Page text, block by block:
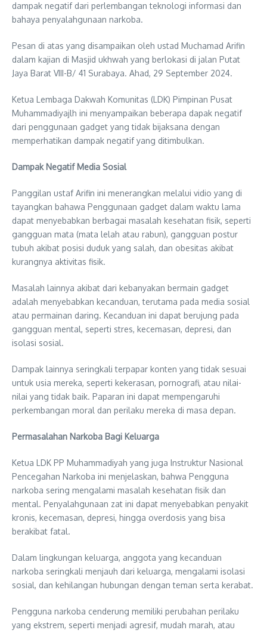
dampak negatif dari perlembangan teknologi informasi dan
bahaya penyalahgunaan narkoba.
Pesan di atas yang disampaikan oleh ustad Muchamad Arifin
dalam kajian di Masjid ukhwah yang berlokasi di jalan Putat
Jaya Barat VIII-B/ 41 Surabaya. Ahad, 29 September 2024.
Ketua Lembaga Dakwah Komunitas (LDK) Pimpinan Pusat
Muhammadiyajlh ini menyampaikan beberapa dapak negatif
dari penggunaan gadget yang tidak bijaksana dengan
memperhatikan dampak negatif yang ditimbulkan.
Dampak Negatif Media Sosial
Panggilan ustaf Arifin ini menerangkan melalui vidio yang di
tayangkan bahawa Penggunaan gadget dalam waktu lama
dapat menyebabkan berbagai masalah kesehatan fisik, seperti
gangguan mata (mata lelah atau rabun), gangguan postur
tubuh akibat posisi duduk yang salah, dan obesitas akibat
kurangnya aktivitas fisik.
Masalah lainnya akibat dari kebanyakan bermain gadget
adalah menyebabkan kecanduan, terutama pada media sosial
atau permainan daring. Kecanduan ini dapat berujung pada
gangguan mental, seperti stres, kecemasan, depresi, dan
isolasi sosial.
Dampak lainnya seringkali terpapar konten yang tidak sesuai
untuk usia mereka, seperti kekerasan, pornografi, atau nilai-
nilai yang tidak baik. Paparan ini dapat mempengaruhi
perkembangan moral dan perilaku mereka di masa depan.
Permasalahan Narkoba Bagi Keluarga
Ketua LDK PP Muhammadiyah yang juga Instruktur Nasional
Pencegahan Narkoba ini menjelaskan, bahwa Pengguna
narkoba sering mengalami masalah kesehatan fisik dan
mental. Penyalahgunaan zat ini dapat menyebabkan penyakit
kronis, kecemasan, depresi, hingga overdosis yang bisa
berakibat fatal.
Dalam lingkungan keluarga, anggota yang kecanduan
narkoba seringkali menjauh dari keluarga, mengalami isolasi
sosial, dan kehilangan hubungan dengan teman serta kerabat.
Pengguna narkoba cenderung memiliki perubahan perilaku
yang ekstrem, seperti menjadi agresif, mudah marah, atau